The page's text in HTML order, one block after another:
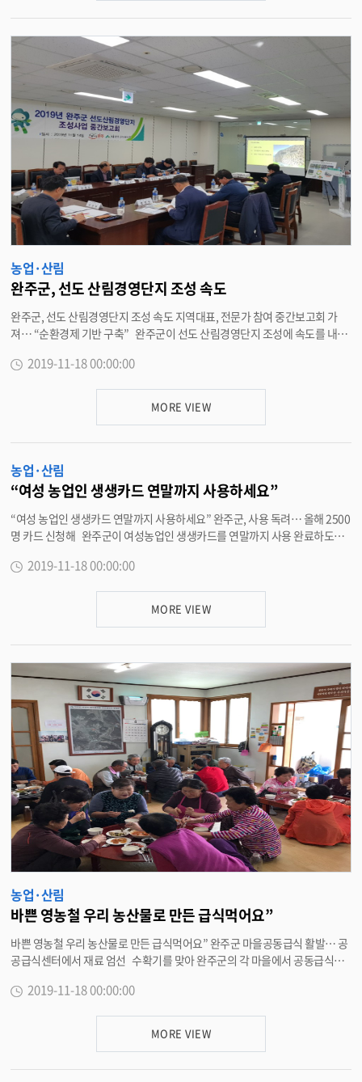
00 본을 식재하기도 했다. 이들 무궁화들은 지역주민과 함께 가꾸면서 아름
다운 도로경관과 일자리창출까지 연계해 일석이조의 역할을 해내고 있다. 특
히, 완주군은 산림청으로부터 2011년부터 2019년까지 9회 연속 나라꽃 무궁
화 전국축제 개최지로 선정된 무궁화 특화도시이기도 하다. 박성일 완주군수
는 “나라꽃 무궁화 특화도시로서 사명감을 갖고 일상에서 사랑받는 꽃이 될 수
있도록 무궁화 선양과 보급·관리에 최선을 다하겠다”고 말했다. <담당부서
산림녹지과 290-2718>
농업·산림
완주군, 선도 산림경영단지 조성 속도
완주군, 선도 산림경영단지 조성 속도 지역대표, 전문가 참여 중간보고회 가
져… “순환경제 기반 구축” 완주군이 선도 산림경영단지 조성에 속도를 내고
3명이 참석한 가운데 ‘선도 산림경영단지 조성 기본계획 수립용역 중간보고
기본계획을 수립하기 위해 마련됐다. 선도 산림경영단지 조성은 화산면 승치
완주군은 2018년 산림청 공모사업에 선정되면서 2028년까지 10년간 국비와
지방비를 합쳐 75억원을 지원받게 됐다. 김재열 경제산업국장은 “기본경영
계획 수립 용역을 통해 산주, 지역주민 및 전문가 의견을 적극 수렴하겠다”며
“실질적인 산주의 소득 향상 및 지역경제 활성화에 기여할 수 있도록 사업 추
진에 만전을 기하겠다”고 말했다. <담당부서 산림녹지과 290-2722>
2019-11-18 00:00:00
MORE VIEW
농업·산림
“여성 농업인 생생카드 연말까지 사용하세요”
“여성 농업인 생생카드 연말까지 사용하세요” 완주군, 사용 독려… 올해 2500
명 카드 신청해 완주군이 여성농업인 생생카드를 연말까지 사용 완료하도록
의 복지 향상 및 문화 활동에 도움을 주기 위해 지원하고 있는 사업이다. 문화
농어업인들이 대상으로 건강관리, 문화생활 및 학습활동을 할 수 있도록 발급
는 농촌현실을 감안해 지원 연령을 75세까지 확대하고, 금액도 12만원에서 15
만원으로 증가됐다. 이에 작년보다 1000여명이 늘어난 2500명의 여성농업인
이 생생카드를 신청했다. 생생카드는 12월 31일까지 사용할 수 있으며, 이를
넘기면 지원액은 자동 소멸된다. 또 지원 대상자로 선정됐음에도 불구하고 아
직까지 카드를 발급받지 않은 신청자는 농협은행을 통해 발급받아 연내 사용
해야 한다. 박성일 완주군수는 “생생카드를 통해 여성농업인들이 문화, 여가
활동 등의 많은 혜택을 누릴 수 있기를 바란다”며 “앞으로도 여성농업인들의
복지증진을 위해 최선을 다하도록 하겠다”고 밝혔다. <담당부서 농업축산과
290-3216>
2019-11-18 00:00:00
MORE VIEW
농업·산림
바쁜 영농철 우리 농산물로 만든 급식먹어요”
바쁜 영농철 우리 농산물로 만든 급식먹어요” 완주군 마을공동급식 활발… 공
공급식센터에서 재료 엄선 수확기를 맞아 완주군의 각 마을에서 공동급식이
농철 자칫 소홀해지기 쉬운 주민들의 건강도 챙기고, 가사와 영농활동을 병행
2019-11-18 00:00:00
MORE VIEW